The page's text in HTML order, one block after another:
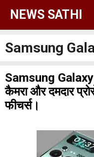
Skip
content
NEWS SATHI
Samsung
Samsung
कैमरा और दमदार
फीचर्स।